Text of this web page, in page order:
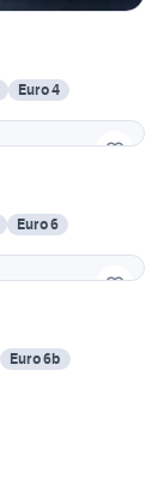
Euro 4
Euro 6
Euro 6b